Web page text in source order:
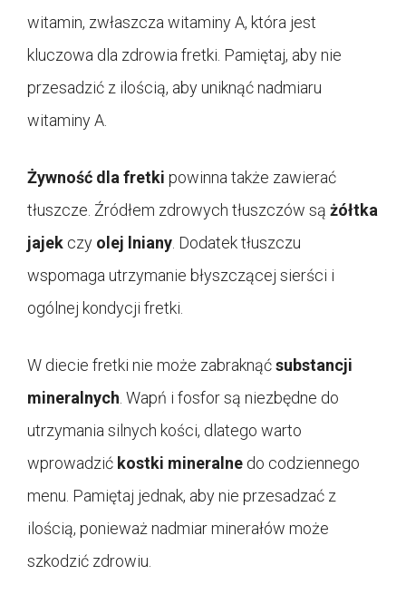
witamin, zwłaszcza witaminy A, która jest
kluczowa dla zdrowia fretki. Pamiętaj, aby nie
przesadzić z ilością, aby uniknąć nadmiaru
witaminy A.
Żywność dla fretki powinna także zawierać
tłuszcze. Źródłem zdrowych tłuszczów są żółtka
jajek czy olej lniany . Dodatek tłuszczu
wspomaga utrzymanie błyszczącej sierści i
ogólnej kondycji fretki.
W diecie fretki nie może zabraknąćsubstancji
mineralnych . Wapń i fosfor są niezbędne do
utrzymania silnych kości, dlatego warto
wprowadzić kostki mineralne do codziennego
menu. Pamiętaj jednak, aby nie przesadzać z
ilością, ponieważ nadmiar minerałów może
szkodzić zdrowiu.